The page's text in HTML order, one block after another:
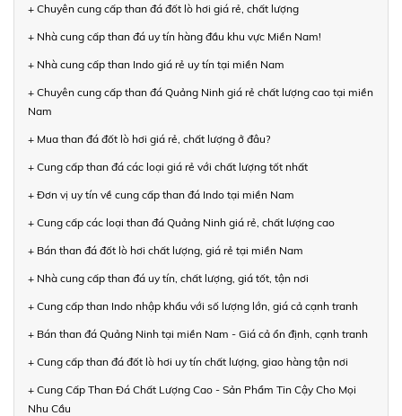
+ Chuyên cung cấp than đá đốt lò hơi giá rẻ, chất lượng
+ Nhà cung cấp than đá uy tín hàng đầu khu vực Miền Nam!
+ Nhà cung cấp than Indo giá rẻ uy tín tại miền Nam
+ Chuyên cung cấp than đá Quảng Ninh giá rẻ chất lượng cao tại miền
Nam
+ Mua than đá đốt lò hơi giá rẻ, chất lượng ở đâu?
+ Cung cấp than đá các loại giá rẻ với chất lượng tốt nhất
+ Đơn vị uy tín về cung cấp than đá Indo tại miền Nam
+ Cung cấp các loại than đá Quảng Ninh giá rẻ, chất lượng cao
+ Bán than đá đốt lò hơi chất lượng, giá rẻ tại miền Nam
+ Nhà cung cấp than đá uy tín, chất lượng, giá tốt, tận nơi
+ Cung cấp than Indo nhập khẩu với số lượng lớn, giá cả cạnh tranh
+ Bán than đá Quảng Ninh tại miền Nam - Giá cả ổn định, cạnh tranh
+ Cung cấp than đá đốt lò hơi uy tín chất lượng, giao hàng tận nơi
+ Cung Cấp Than Đá Chất Lượng Cao - Sản Phẩm Tin Cậy Cho Mọi
Nhu Cầu